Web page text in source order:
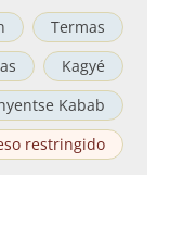
Termas
Kagyé
Kabab
restringido